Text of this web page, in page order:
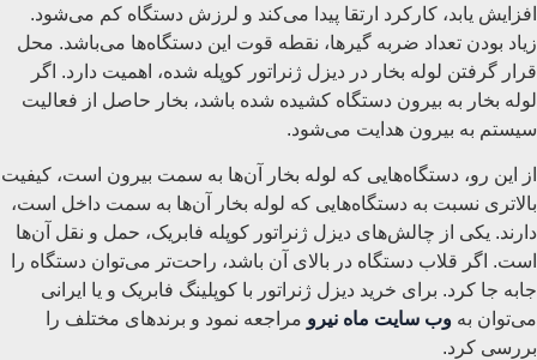
افزایش یابد، کارکرد ارتقا پیدا می‌کند و لرزش دستگاه کم می‌شود.
زیاد بودن تعداد ضربه گیرها، نقطه قوت این دستگاه‌ها می‌باشد. محل
قرار گرفتن لوله بخار در دیزل ژنراتور کوپله شده، اهمیت دارد. اگر
لوله بخار به بیرون دستگاه کشیده شده باشد، بخار حاصل از فعالیت
سیستم به بیرون هدایت می‌شود.
از این رو، دستگاه‌هایی که لوله بخار آن‌ها به سمت بیرون است، کیفیت
بالاتری نسبت به دستگاه‌هایی که لوله بخار آن‌ها به سمت داخل است،
دارند. یکی از چالش‌های دیزل ژنراتور کوپله فابریک، حمل و نقل آن‌ها
است. اگر قلاب دستگاه در بالای آن باشد، راحت‌تر می‌توان دستگاه را
جابه جا کرد. برای خرید دیزل ژنراتور با کوپلینگ فابریک و یا ایرانی
می‌توان به وب سایت ماه نیرو مراجعه نمود و برندهای مختلف را
بررسی کرد.